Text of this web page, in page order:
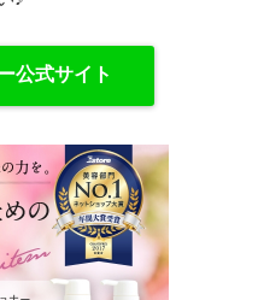
公式サイト